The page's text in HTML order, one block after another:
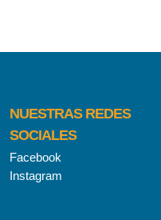
NUESTRAS REDES
SOCIALES
Facebook
Instagram